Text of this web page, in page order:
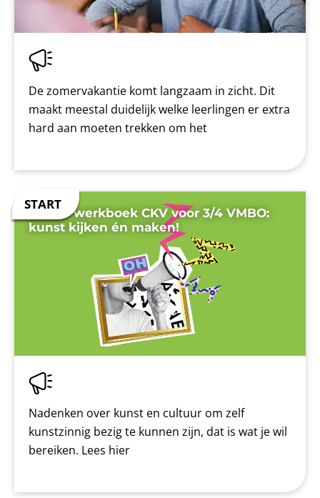
De zomervakantie komt langzaam in zicht. Dit
maakt meestal duidelijk welke leerlingen er extra
hard aan moeten trekken om het
Nieuw werkboek CKV voor 3/4 VMBO:
kunst kijken én maken!
Nadenken over kunst en cultuur om zelf
kunstzinnig bezig te kunnen zijn, dat is wat je wil
bereiken. Lees hier